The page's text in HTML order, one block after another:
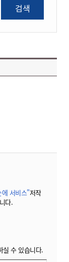
검색
에 서비스"저작
다.
실 수 있습니다.